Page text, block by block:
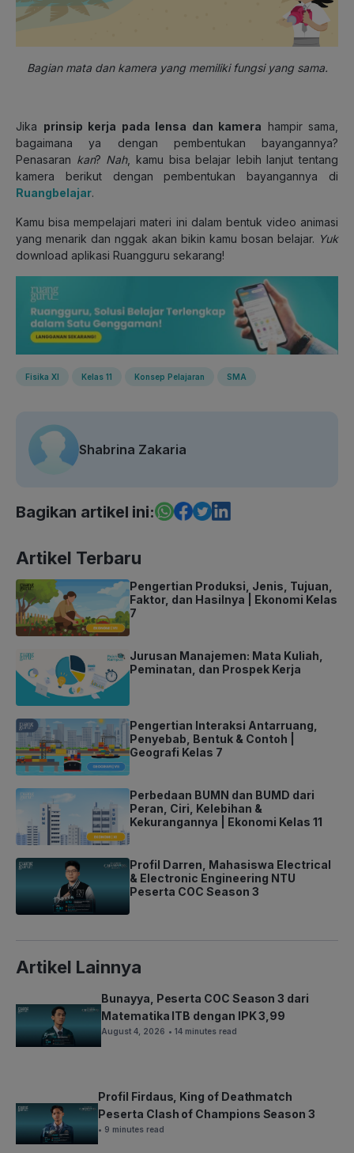
Bagian mata dan kamera yang memiliki fungsi yang sama.
Jika prinsip kerja pada lensa dan kamera hampir sama,
bagaimana ya dengan pembentukan bayangannya?
Penasaran kan? Nah, kamu bisa belajar lebih lanjut tentang
kamera berikut dengan pembentukan bayangannya di
Ruangbelajar.
Kamu bisa mempelajari materi ini dalam bentuk video animasi
yang menarik dan nggak akan bikin kamu bosan belajar. Yuk
download aplikasi Ruangguru sekarang!
Fisika XI Kelas 11 Konsep Pelajaran SMA
Shabrina Zakaria
Bagikan artikel ini:
Artikel Terbaru
Pengertian Produksi, Jenis, Tujuan,
Faktor, dan Hasilnya | Ekonomi Kelas
7
Jurusan Manajemen: Mata Kuliah,
Peminatan, dan Prospek Kerja
Pengertian Interaksi Antarruang,
Penyebab, Bentuk & Contoh |
Geografi Kelas 7
Perbedaan BUMN dan BUMD dari
Peran, Ciri, Kelebihan &
Kekurangannya | Ekonomi Kelas 11
Profil Darren, Mahasiswa Electrical
& Electronic Engineering NTU
Peserta COC Season 3
Artikel Lainnya
Bunayya, Peserta COC Season 3 dari
Matematika ITB dengan IPK 3,99
August 4, 2026 • 14 minutes read
Profil Firdaus, King of Deathmatch
Peserta Clash of Champions Season 3
• 9 minutes read